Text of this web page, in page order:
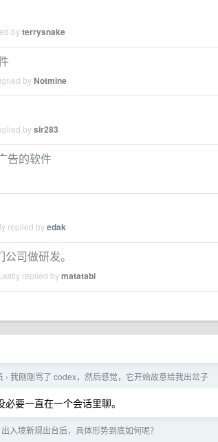
byterrysnake
byNotmine
bysir283
告的软件
replied byedak
司做研发。
replied bymatatabi
› 我刚刚骂了 codex，然后感觉，它开始故意给我出岔子
要一直在一个会话里聊。
出入境新规出台后，具体形势到底如何呢？